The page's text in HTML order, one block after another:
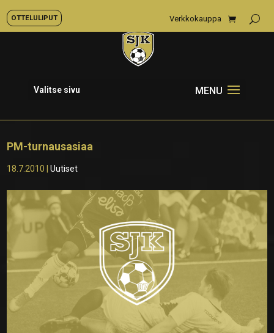
OTTELULIPUT Verkkokauppa
Valitse sivu
PM-turnausasiaa
18.7.2010 |Uutiset